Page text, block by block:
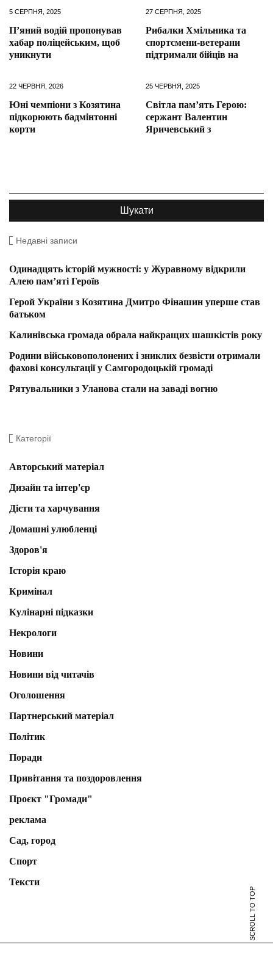
5 СЕРПНЯ, 2025
П’яний водій пропонував
хабар поліцейським, щоб
уникнути
27 СЕРПНЯ, 2025
Рибалки Хмільника та
спортсмени-ветерани
підтримали бійців на
22 ЧЕРВНЯ, 2026
Юні чемпіони з Козятина
підкорюють бадмінтонні
корти
25 ЧЕРВНЯ, 2025
Світла пам’ять Герою:
сержант Валентин
Яричевський з
Недавні записи
Одинадцять історій мужності: у Журавному відкрили
Алею пам’яті Героїв
Герой України з Козятина Дмитро Фінашин уперше став
батьком
Калинівська громада обрала найкращих шашкістів року
Родини військовополонених і зниклих безвісти отримали
фахові консультації у Самгородоцькій громаді
Рятувальники з Уланова стали на заваді вогню
Категорії
Авторський матеріал
Дизайн та інтер'єр
Дієти та харчування
Домашні улюбленці
Здоров'я
Історія краю
Кримінал
Кулінарні підказки
Некрологи
Новини
Новини від читачів
Оголошення
Партнерський матеріал
Політик
Поради
Привітання та поздоровлення
Проєкт "Громади"
реклама
Сад, город
Спорт
Тексти
SCROLL TO TOP